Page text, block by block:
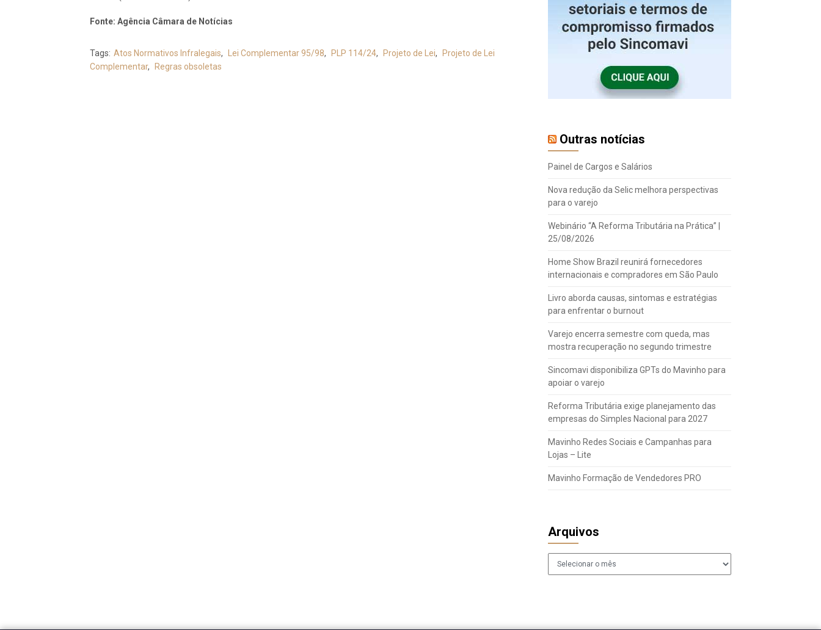
Fonte: Agência Câmara de Notícias
Tags: Atos Normativos Infralegais, Lei Complementar 95/98, PLP 114/24, Projeto de Lei,
Projeto de Lei
Complementar, Regras obsoletas
Outras notícias
Painel de Cargos e Salários
Nova redução da Selic melhora perspectivas
para o varejo
Webinário “A Reforma Tributária na Prática” |
25/08/2026
Home Show Brazil reunirá fornecedores
internacionais e compradores em São Paulo
Livro aborda causas, sintomas e estratégias
para enfrentar o burnout
Varejo encerra semestre com queda, mas
mostra recuperação no segundo trimestre
Sincomavi disponibiliza GPTs do Mavinho para
apoiar o varejo
Reforma Tributária exige planejamento das
empresas do Simples Nacional para 2027
Mavinho Redes Sociais e Campanhas para
Lojas – Lite
Mavinho Formação de Vendedores PRO
Arquivos
Arquivos